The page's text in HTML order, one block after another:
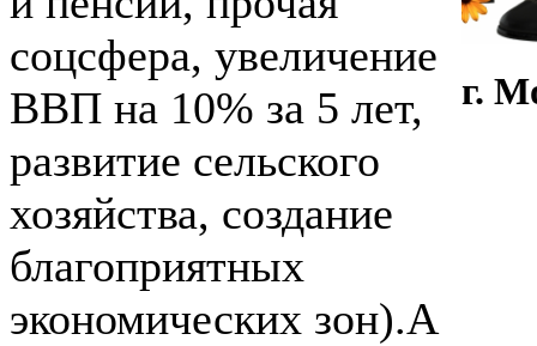
соцсфера, увеличение
ВВП на 10% за 5 лет,
развитие сельского
хозяйства, создание
благоприятных
экономических зон).А
г.